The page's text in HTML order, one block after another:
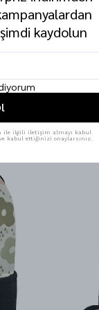
kaydolun
ile ilgili iletişim almayı kabul
kabul ettiğinizi onaylarsınız.